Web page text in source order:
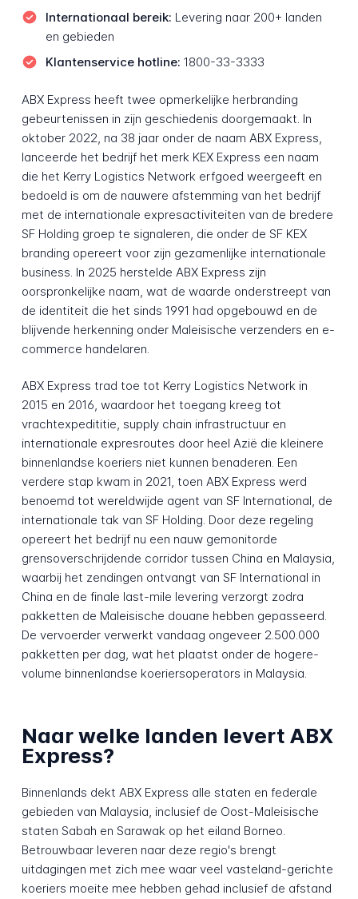
Internationaal bereik: Levering naar 200+ landen
en gebieden
Klantenservice hotline: 1800-33-3333
ABX Express heeft twee opmerkelijke herbranding
gebeurtenissen in zijn geschiedenis doorgemaakt. In
oktober 2022, na 38 jaar onder de naam ABX Express,
lanceerde het bedrijf het merk KEX Express een naam
die het Kerry Logistics Network erfgoed weergeeft en
bedoeld is om de nauwere afstemming van het bedrijf
met de internationale expresactiviteiten van de bredere
SF Holding groep te signaleren, die onder de SF KEX
branding opereert voor zijn gezamenlijke internationale
business. In 2025 herstelde ABX Express zijn
oorspronkelijke naam, wat de waarde onderstreept van
de identiteit die het sinds 1991 had opgebouwd en de
blijvende herkenning onder Maleisische verzenders en e-
commerce handelaren.
ABX Express trad toe tot Kerry Logistics Network in
2015 en 2016, waardoor het toegang kreeg tot
vrachtexpedititie, supply chain infrastructuur en
internationale expresroutes door heel Azië die kleinere
binnenlandse koeriers niet kunnen benaderen. Een
verdere stap kwam in 2021, toen ABX Express werd
benoemd tot wereldwijde agent van SF International, de
internationale tak van SF Holding. Door deze regeling
opereert het bedrijf nu een nauw gemonitorde
grensoverschrijdende corridor tussen China en Malaysia,
waarbij het zendingen ontvangt van SF International in
China en de finale last-mile levering verzorgt zodra
pakketten de Maleisische douane hebben gepasseerd.
De vervoerder verwerkt vandaag ongeveer 2.500.000
pakketten per dag, wat het plaatst onder de hogere-
volume binnenlandse koeriersoperators in Malaysia.
Naar welke landen levert ABX
Express?
Binnenlands dekt ABX Express alle staten en federale
gebieden van Malaysia, inclusief de Oost-Maleisische
staten Sabah en Sarawak op het eiland Borneo.
Betrouwbaar leveren naar deze regio's brengt
uitdagingen met zich mee waar veel vasteland-gerichte
koeriers moeite mee hebben gehad inclusief de afstand